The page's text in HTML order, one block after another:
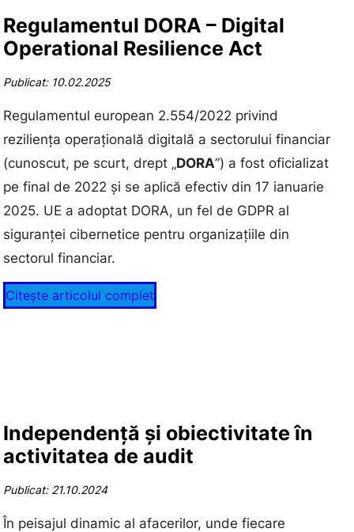
Regulamentul DORA – Digital
Operational Resilience Act
Publicat: 10.02.2025
Regulamentul european 2.554/2022 privind
reziliența operațională digitală a sectorului financiar
(cunoscut, pe scurt, drept „DORA”) a fost oficializat
pe final de 2022 și se aplică efectiv din 17 ianuarie
2025. UE a adoptat DORA, un fel de GDPR al
siguranței cibernetice pentru organizațiile din
sectorul financiar.
Citește articolul complet
Independență și obiectivitate în
activitatea de audit
Publicat: 21.10.2024
În peisajul dinamic al afacerilor, unde fiecare